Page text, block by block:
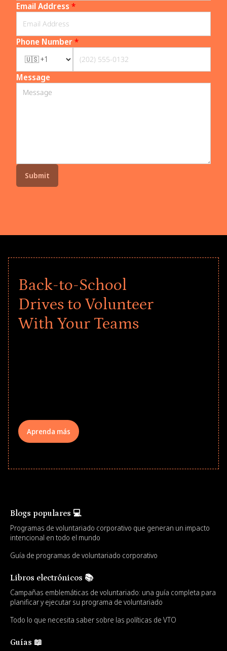
Email Address *
Phone Number*
Message
Back-to-School
Drives to Volunteer
With Your Teams
Aprenda más
Blogs populares 💻
Programas de voluntariado corporativo que generan un impacto
intencional en todo el mundo
Guía de programas de voluntariado corporativo
Libros electrónicos 📚
Campañas emblemáticas de voluntariado: una guía completa para
planificar y ejecutar su programa de voluntariado
Todo lo que necesita saber sobre las políticas de VTO
Guías 📖